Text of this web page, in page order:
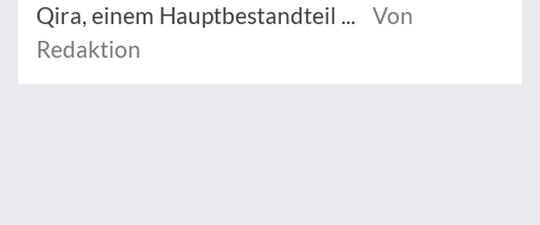
Qira, einem Hauptbestandteil ...
Von
Redaktion